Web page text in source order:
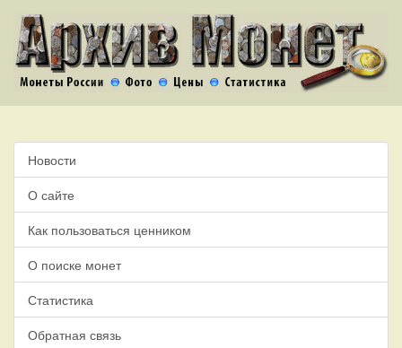
Новости
О сайте
Как пользоваться ценником
О поиске монет
Статистика
Обратная связь